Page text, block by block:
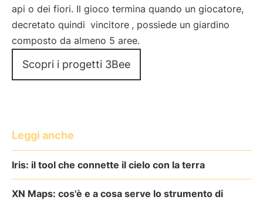
api o dei fiori. Il gioco termina quando un giocatore,
decretato quindi vincitore , possiede un giardino
composto da almeno 5 aree.
Scopri i progetti 3Bee
Leggi anche
Iris: il tool che connette il cielo con la terra
XN Maps: cos'è e a cosa serve lo strumento di